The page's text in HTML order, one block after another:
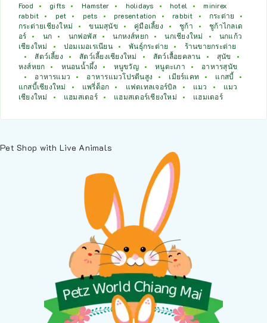
Food gifts Hamster holidays hotel
minirex
rabbit
pet pets presentation rabbit
กระต่าย
กระต่ายเชียงใหม่
ขนมสุนัข คู่มือเลี้ยง ชูก้า
ชูก้าไกลเด
อร์
นก นกฟอพัส นกหงส์หยก นกเชียงใหม่
นกแก้ว
เชียงใหม่
ปอมเมอเรเนียน พันธุ์กระต่าย
ร้านขายกระต่าย
สัตว์เลี้ยง
สัตว์เลี้ยงเชียงใหม่ สัตว์เลื้อยคลาน
สุนัข
หงส์หยก
หนอนน้ำผึ้ง หนูขวัญ หนูตะเภา
อาหารสุนัข
อาหารแมว
อาหารแมวโปรตีนสูง เมียร์แคท
แกสบี้
แกสบี้เชียงใหม่
แพรี่ด็อก แฟตเทลเจอร์บิล แมว
แมว
เชียงใหม่
แฮมสเตอร์ แฮมสเตอร์เชียงใหม่ แฮมเตอร์
Pet Shop with Live Animals